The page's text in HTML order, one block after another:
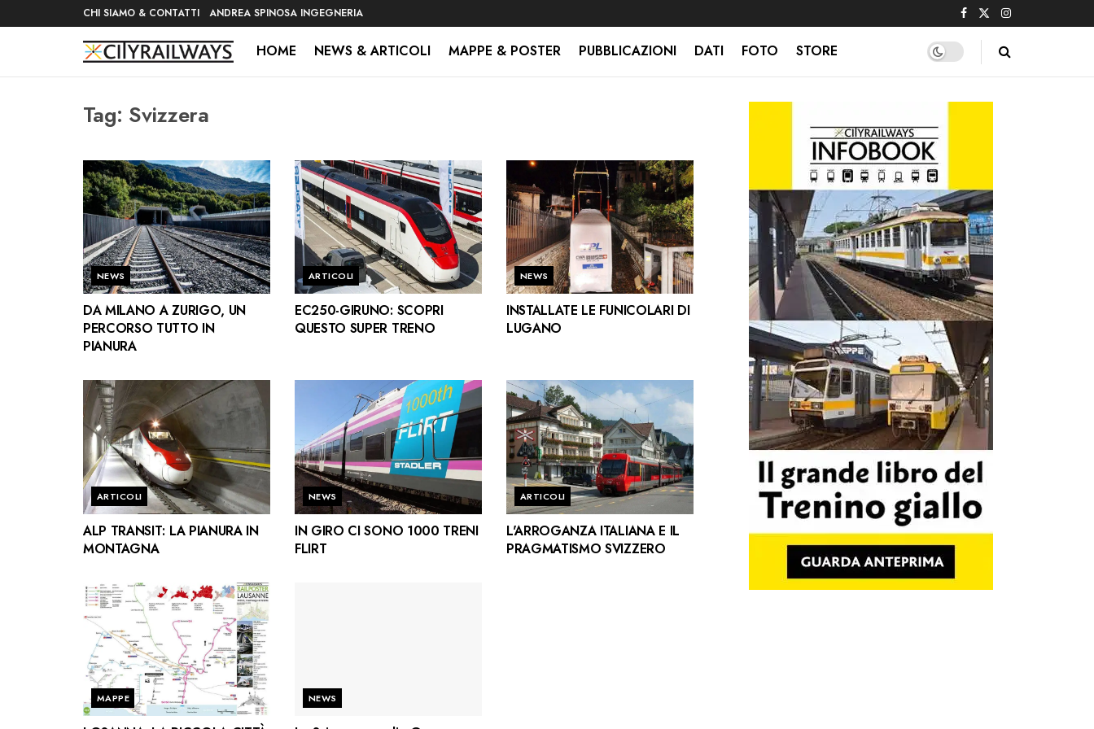
CHI SIAMO & CONTATTI ANDREA SPINOSA INGEGNERIA
HOME NEWS & ARTICOLI MAPPE & POSTER PUBBLICAZIONI DATI FOTO STORE
Tag: Svizzera
NEWS
DA MILANO A ZURIGO, UN
PERCORSO TUTTO IN
PIANURA
ARTICOLI
EC250-GIRUNO: SCOPRI
QUESTO SUPER TRENO
NEWS
INSTALLATE LE FUNICOLARI DI
LUGANO
ARTICOLI
ALP TRANSIT: LA PIANURA IN
MONTAGNA
NEWS
IN GIRO CI SONO 1000 TRENI
FLIRT
ARTICOLI
L'ARROGANZA ITALIANA E IL
PRAGMATISMO SVIZZERO
MAPPE NEWS